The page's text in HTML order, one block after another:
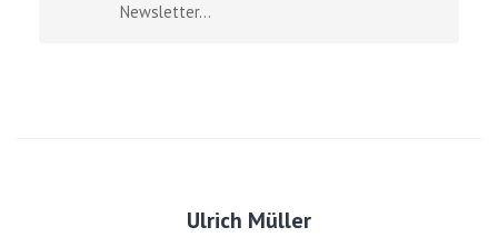
Newsletter...
Ulrich Müller